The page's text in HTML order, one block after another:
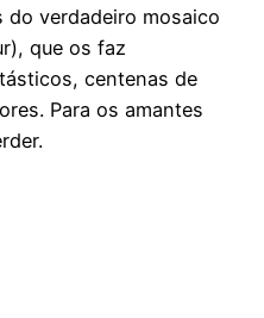
verdadeiro mosaico
que os faz
centenas de
Para os amantes